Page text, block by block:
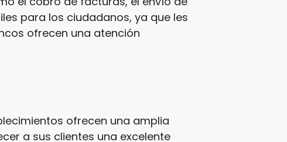
para los ciudadanos, ya que les
ofrecen una atención
ofrecen una amplia
a sus clientes una excelente